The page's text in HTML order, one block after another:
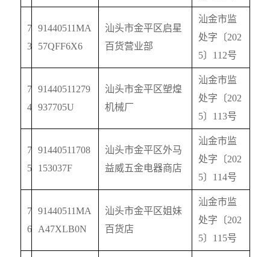
7
3
91440511MA
57QFF6X6
汕头市金平区启星
百货营业部
汕金市监
处字〔202
5〕 112号
7
4
91440511279
937705U
汕头市金平区塑煌
机械厂
汕金市监
处字〔202
5〕 113号
7
5
91440511708
153037F
汕头市金平区外马
益威五金电器商店
汕金市监
处字〔202
5〕 114号
7
6
91440511MA
A47XLB0N
汕头市金平区姐妹
百货店
汕金市监
处字〔202
5〕 115号